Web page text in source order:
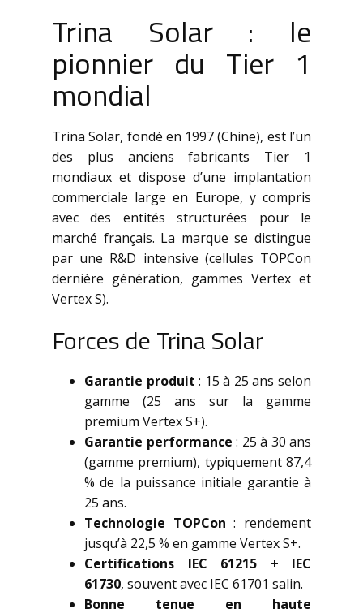
Trina Solar : le
pionnier du Tier 1
mondial
Trina Solar, fondé en 1997 (Chine), est l’un
des plus anciens fabricants Tier 1
mondiaux et dispose d’une implantation
commerciale large en Europe, y compris
avec des entités structurées pour le
marché français. La marque se distingue
par une R&D intensive (cellules TOPCon
dernière génération, gammes Vertex et
Vertex S).
Forces de Trina Solar
Garantie produit : 15 à 25 ans selon
gamme (25 ans sur la gamme
premium Vertex S+).
Garantie performance : 25 à 30 ans
(gamme premium), typiquement 87,4
% de la puissance initiale garantie à
25 ans.
Technologie TOPCon : rendement
jusqu’à 22,5 % en gamme Vertex S+.
Certifications IEC 61215 + IEC
61730, souvent avec IEC 61701 salin.
Bonne tenue en haute